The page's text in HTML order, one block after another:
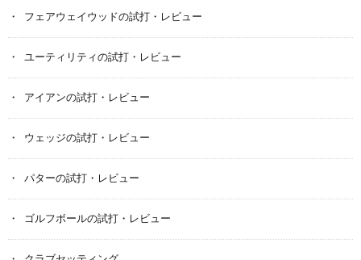
フェアウェイウッドの試打・レビュー
ユーティリティの試打・レビュー
アイアンの試打・レビュー
ウェッジの試打・レビュー
パターの試打・レビュー
ゴルフボールの試打・レビュー